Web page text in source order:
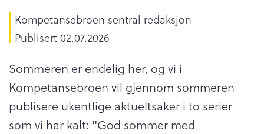
Kompetansebroen sentral redaksjon
Publisert 02.07.2026
Sommeren er endelig her, og vi i
Kompetansebroen vil gjennom sommeren
publisere ukentlige aktueltsaker i to serier
som vi har kalt: "God sommer med